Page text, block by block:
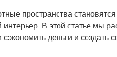
пространства
интерьер. В этой статье мы
деньги и создать